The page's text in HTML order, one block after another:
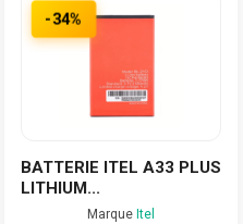
-34%
BATTERIE ITEL A33 PLUS
LITHIUM...
Marque Itel